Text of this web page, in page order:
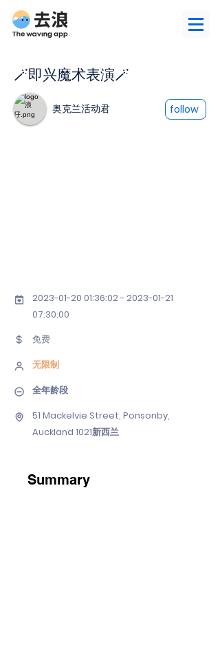
🪄即兴魔术表演🪄
奥克兰活动君 follow
2023-01-20 01:36:02 - 2023-01-21
07:30:00
免费
无限制
全年龄段
51 Mackelvie Street, Ponsonby,
Auckland 1021新西兰
Summary